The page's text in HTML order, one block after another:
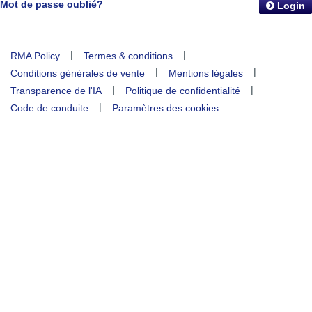
Mot de passe oublié? Login
RMA Policy | Termes & conditions
|
Conditions générales de vente
| Mentions légales
|
Transparence de l'IA
| Politique de confidentialité
|
Code de conduite
| Paramètres des cookies